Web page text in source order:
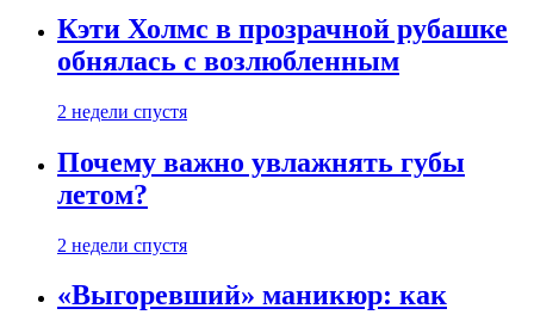
Кэти Холмс в прозрачной рубашке
обнялась с возлюбленным
2 недели спустя
Почему важно увлажнять губы
летом?
2 недели спустя
«Выгоревший» маникюр: как